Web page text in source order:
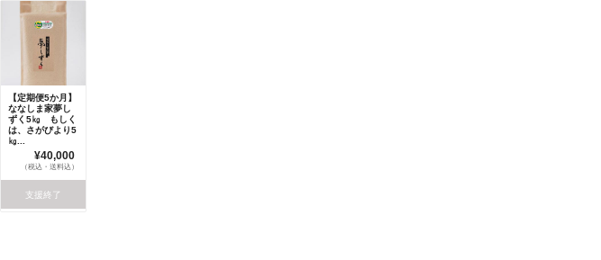
【定期便5か月】
ななしま家夢し
ずく5㎏ もしく
は、さがびより5
㎏...
¥40,000
（税込・送料込）
支援終了